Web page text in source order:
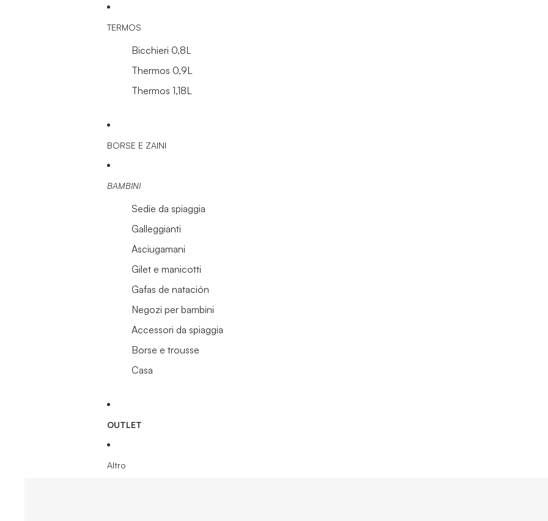
TERMOS
Bicchieri 0,8L
Thermos 0,9L
Thermos 1,18L
BORSE E ZAINI
BAMBINI
Sedie da spiaggia
Galleggianti
Asciugamani
Gilet e manicotti
Gafas de natación
Negozi per bambini
Accessori da spiaggia
Borse e trousse
Casa
OUTLET
Altro